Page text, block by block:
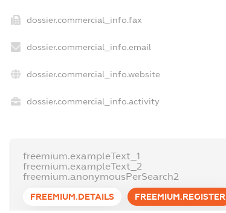
dossier.commercial_info.fax
dossier.commercial_info.email
dossier.commercial_info.website
dossier.commercial_info.activity
freemium.exampleText_1
freemium.exampleText_2
freemium.anonymousPerSearch2
FREEMIUM.DETAILS FREEMIUM.REGISTER